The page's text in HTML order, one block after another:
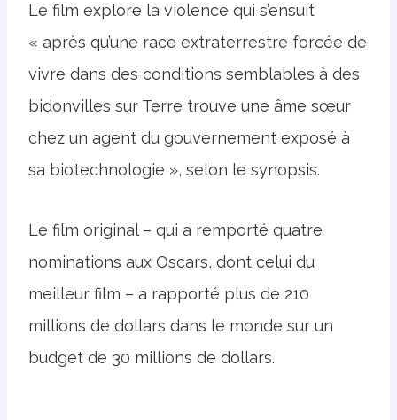
Le film explore la violence qui s’ensuit
« après qu’une race extraterrestre forcée de
vivre dans des conditions semblables à des
bidonvilles sur Terre trouve une âme sœur
chez un agent du gouvernement exposé à
sa biotechnologie », selon le synopsis.
Le film original – qui a remporté quatre
nominations aux Oscars, dont celui du
meilleur film – a rapporté plus de 210
millions de dollars dans le monde sur un
budget de 30 millions de dollars.